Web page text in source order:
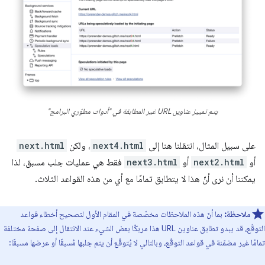
يتم تمييز عناوين URL غير المطابقة في "أدوات مطوّري البرامج"
على سبيل المثال، انتقلنا هنا إلى next4.html ، ولكن next.html
أو next2.html أو next3.html فقط هي عمليات جلب مسبق، لذا
يمكننا أن نرى أنّ هذا لا يتطابق تمامًا مع أي من هذه القواعد الثلاث.
ملاحظة: بما أنّ هذه الملاحظات مخصّصة في المقام الأول لتصحيح أخطاء قواعد
التوقّع، قد يبدو تطابق عناوين URL هذا مربكًا بعض الشيء عند الانتقال إلى صفحة مختلفة
تمامًا غير مضمّنة في قواعد التوقّع، وبالتالي لا يُتوقّع أن يتم جلبها مُسبقًا أو عرضها مسبقًا: